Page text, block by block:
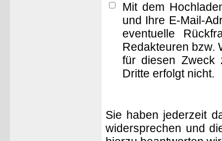
Mit dem
und Ihre E-Mail-
eventuelle
Redakteuren bzw.
für diesen Zweck
Dritte erfolgt nicht.
Sie haben jederzeit
widersprechen und